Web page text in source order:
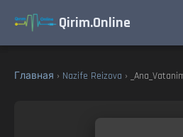
Qirim.Online
Главная › Nazife Reizova ›